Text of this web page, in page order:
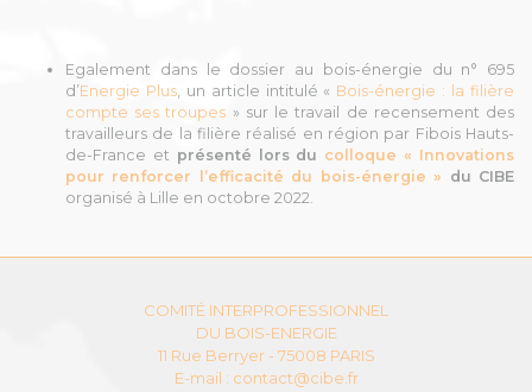
Egalement dans le dossier au bois-énergie du n° 695
d’Energie Plus, un article intitulé « Bois-énergie : la filière
compte ses troupes » sur le travail de recensement des
travailleurs de la filière réalisé en région par Fibois Hauts-
de-France et présenté lors du colloque « Innovations
pour renforcer l’efficacité du bois-énergie » du CIBE
organisé à Lille en octobre 2022.
COMITÉ INTERPROFESSIONNEL
DU BOIS-ENERGIE
11 Rue Berryer - 75008 PARIS
E-mail : contact@cibe.fr